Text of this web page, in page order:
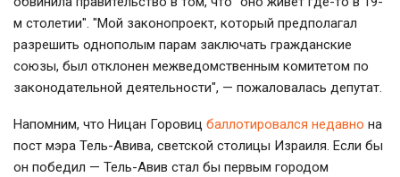
м столетии". "Мой законопроект, который предполагал
разрешить однополым парам заключать гражданские
союзы, был отклонен межведомственным комитетом по
законодательной деятельности", — пожаловалась депутат.
Напомним, что Ницан Горовиц баллотировался недавно на
пост мэра Тель-Авива, светской столицы Израиля. Если бы
он победил — Тель-Авив стал бы первым городом